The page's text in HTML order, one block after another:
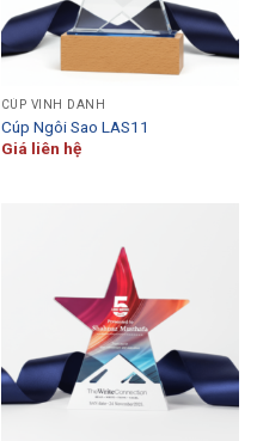
CÚP VINH DANH
Cúp Ngôi Sao LAS11
Giá liên hệ